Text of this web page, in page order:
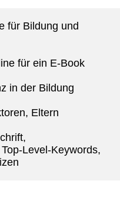
für Bildung und
für ein E-Book
in der Bildung
Eltern
Level-Keywords,